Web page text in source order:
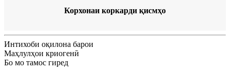
Корхонаи коркарди қисмҳо
Интихоби оқилона барои
Маҳлулҳои криогенӣ
Бо мо тамос гиред